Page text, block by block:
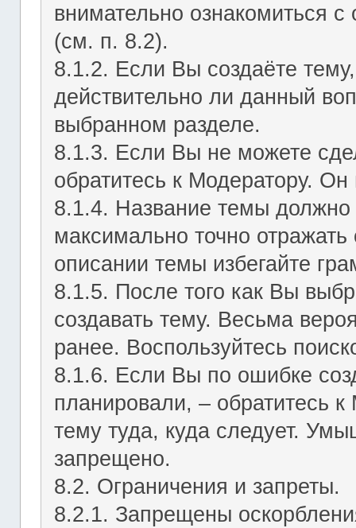
внимательно ознакомиться
(см. п. 8.2).
8.1.2. Если Вы создаёте
действительно ли данный
выбранном разделе.
8.1.3. Если Вы не можете
обратитесь к Модератору.
8.1.4. Название темы
максимально точно
описании темы избегайте
8.1.5. После того как Вы
создавать тему. Весьма
ранее. Воспользуйтесь
8.1.6. Если Вы по ошибке
планировали, – обратитесь
тему туда, куда следует.
запрещено.
8.2. Ограничения и запреты.
8.2.1. Запрещены